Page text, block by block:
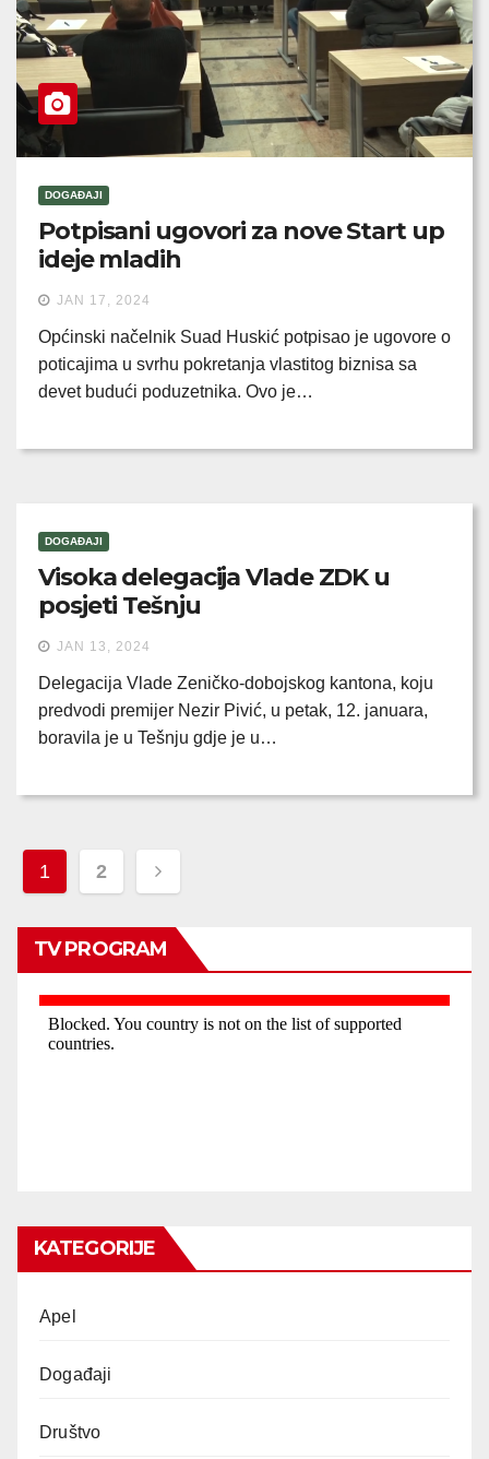
DOGAĐAJI
Potpisani ugovori za nove Start up
ideje mladih
JAN 17, 2024
Općinski načelnik Suad Huskić potpisao je ugovore o
poticajima u svrhu pokretanja vlastitog biznisa sa
devet budući poduzetnika. Ovo je…
DOGAĐAJI
Visoka delegacija Vlade ZDK u
posjeti Tešnju
JAN 13, 2024
Delegacija Vlade Zeničko-dobojskog kantona, koju
predvodi premijer Nezir Pivić, u petak, 12. januara,
boravila je u Tešnju gdje je u…
Posts
pagination
1 2
TV PROGRAM
KATEGORIJE
Apel
Događaji
Društvo